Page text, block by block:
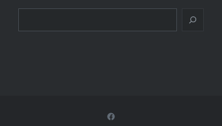
Facebook